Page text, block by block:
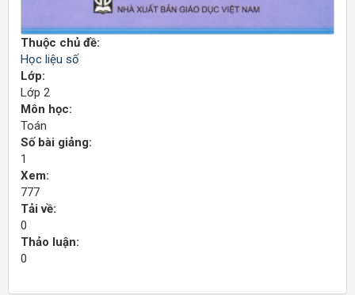
Thuộc chủ đề:
Học liệu số
Lớp:
Lớp 2
Môn học:
Toán
Số bài giảng:
1
Xem:
777
Tải về:
0
Thảo luận:
0